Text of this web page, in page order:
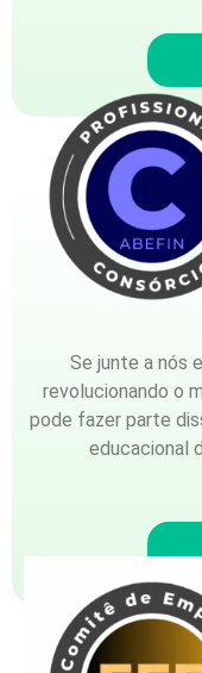
Se junte a nós
revolucionando o
pode fazer parte
educacional